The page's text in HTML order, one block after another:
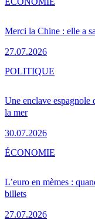
Merci la Chine : elle a
27.07.2026
Une enclave espagnole
la mer
30.07.2026
POLITIQUE
L’euro en mèmes :
billets
27.07.2026
ÉCONOMIE